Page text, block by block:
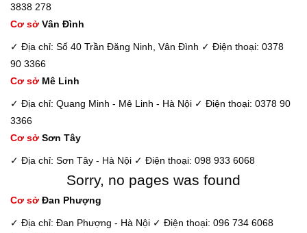
3838 278
Cơ sở Vân Đình
✓ Địa chỉ: Số 40 Trần Đăng Ninh, Vân Đình ✓ Điện thoại: 0378
90 3366
Cơ sở Mê Linh
✓ Địa chỉ: Quang Minh - Mê Linh - Hà Nội ✓ Điện thoại: 0378 90
3366
Cơ sở Sơn Tây
✓ Địa chỉ: Sơn Tây - Hà Nội ✓ Điện thoại: 098 933 6068
Sorry, no pages was found
Cơ sở Đan Phượng
✓ Địa chỉ: Đan Phượng - Hà Nội ✓ Điện thoại: 096 734 6068